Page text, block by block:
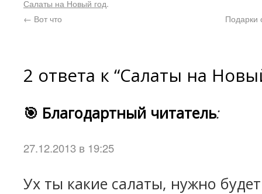
Салаты на Новый год.
← Вот что Подарки
2 ответа к “Салаты на
🎯 Благодартный читатель:
27.12.2013 в 19:25
Ух ты какие салаты, нужно